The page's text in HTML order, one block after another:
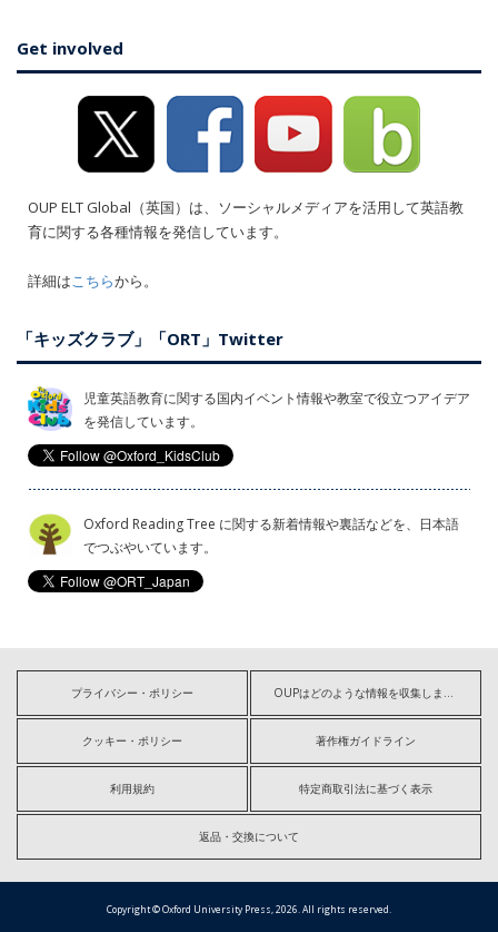
Get involved
OUP ELT Global（英国）は、ソーシャルメディアを活用して英語教
育に関する各種情報を発信しています。
詳細はこちらから。
「キッズクラブ」「ORT」Twitter
児童英語教育に関する国内イベント情報や教室で役立つアイデア
を発信しています。
Oxford Reading Tree に関する新着情報や裏話などを、日本語
でつぶやいています。
プライバシー・ポリシー OUPはどのような情報を収集しますか?
クッキー・ポリシー 著作権ガイドライン
利用規約 特定商取引法に基づく表示
返品・交換について
Copyright © Oxford University Press, 2026. All rights reserved.